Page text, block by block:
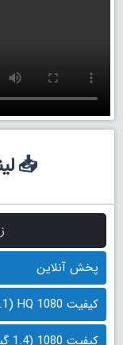
📥
پخش آنلاین
کیفیت 1080 HQ (2.1 گیگابایت)
کیفیت 1080 (1.4 گیگابایت)